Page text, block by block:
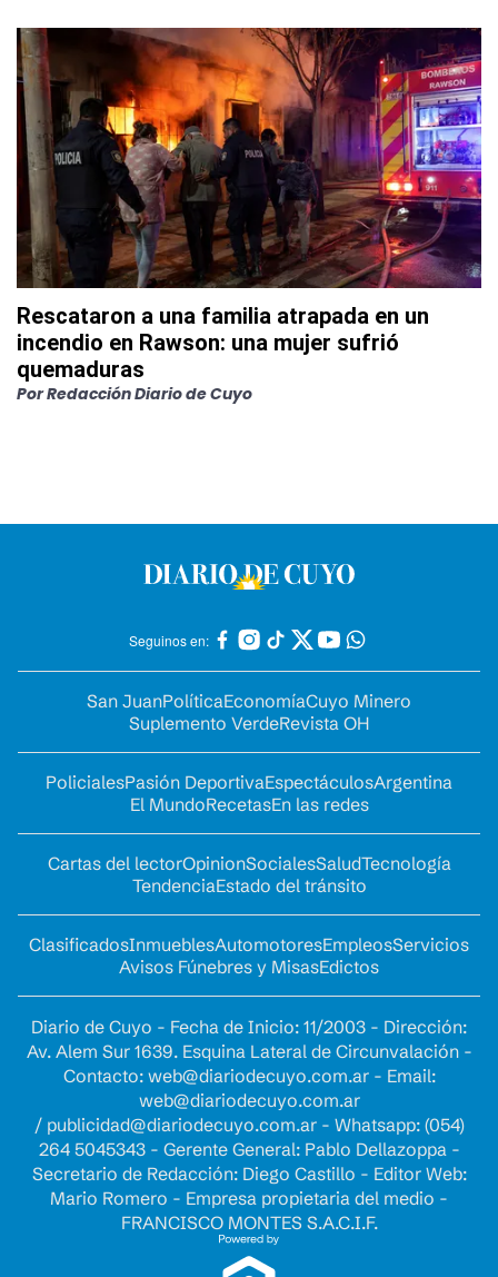
Rescataron a una familia atrapada en un
incendio en Rawson: una mujer sufrió
quemaduras
PorRedacción Diario de Cuyo
Seguinos en:
San JuanPolíticaEconomíaCuyo Minero
Suplemento VerdeRevista OH
PolicialesPasión DeportivaEspectáculosArgentina
El MundoRecetasEn las redes
Cartas del lectorOpinionSocialesSaludTecnología
TendenciaEstado del tránsito
ClasificadosInmueblesAutomotoresEmpleosServicios
Avisos Fúnebres y MisasEdictos
Diario de Cuyo - Fecha de Inicio: 11/2003 - Dirección:
Av. Alem Sur 1639. Esquina Lateral de Circunvalación -
Contacto: web@diariodecuyo.com.ar- Email:
web@diariodecuyo.com.ar
/ publicidad@diariodecuyo.com.ar- Whatsapp: (054)
264 5045343 - Gerente General: Pablo Dellazoppa -
Secretario de Redacción: Diego Castillo - Editor Web:
Mario Romero - Empresa propietaria del medio -
FRANCISCO MONTES S.A.C.I.F.